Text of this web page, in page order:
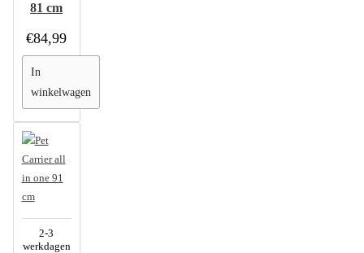
81 cm
€84,99
In
winkelwagen
2-3
werkdagen